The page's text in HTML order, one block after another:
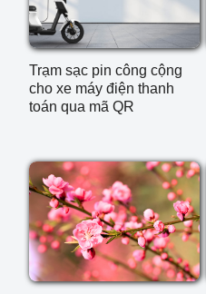
Trạm sạc pin công cộng
cho xe máy điện thanh
toán qua mã QR